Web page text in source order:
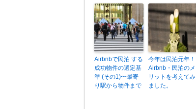
Airbnbで民泊 する
成功物件の選定基
準 (その1)〜最寄
り駅から物件まで
今年は民泊元年！
Airbnb・民泊のメ
リットを考えてみ
ました。